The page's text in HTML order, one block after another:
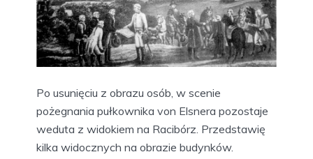
Po usunięciu z obrazu osób, w scenie
pożegnania pułkownika von Elsnera pozostaje
weduta z widokiem na Racibórz. Przedstawię
kilka widocznych na obrazie budynków.